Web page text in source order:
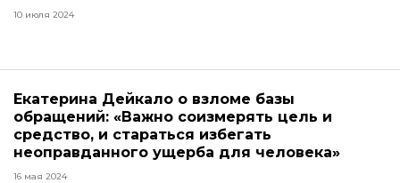
10 июля 2024
Екатерина Дейкало о взломе базы
обращений: «Важно соизмерять цель и
средство, и стараться избегать
неоправданного ущерба для человека»
16 мая 2024